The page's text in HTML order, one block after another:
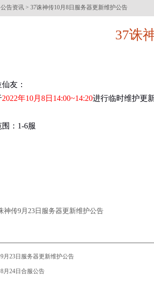
公告资讯 > 37诛神传10月8日服务器更新维护公告
37诛
友：
2022年10月 8日14:00~14:20进行临时维护更
：1-6服
神传9月23日服务器更新维护公告
月23日服务器更新维护公告
月24日合服公告